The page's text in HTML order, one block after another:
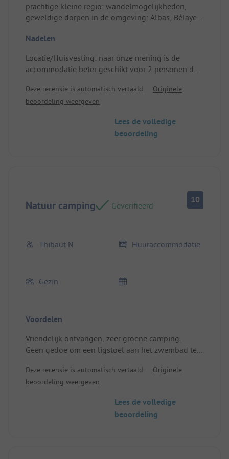
prachtige kleine regio: wandelmogelijkheden,
geweldige dorpen in de omgeving: Albas, Bélaye;
Locatie/Huisvesting: locatie in het bos, origineel
vriendelijke ontvangst
Nadelen
Locatie/Huisvesting: naar onze mening is de
accommodatie beter geschikt voor 2 personen dan
Deze recensie is automatisch vertaald.
Originele
beoordeling weergeven
Lees de volledige
beoordeling
Natuur camping Geverifieerd
10
Thibaut N Huuraccommodatie
Gezin
Voordelen
Vriendelijk ontvangen, zeer groene camping.
Geen gedoe om een ligstoel aan het zwembad te
Locatie/Huisvesting: Goede prijs-
kwaliteitverhouding
Deze recensie is automatisch vertaald.
Originele
beoordeling weergeven
Lees de volledige
beoordeling